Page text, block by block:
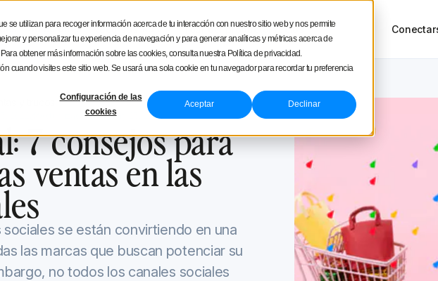
se utilizan para recoger información acerca de tu interacción con nuestro sitio web y nos permite
y personalizar tu experiencia de navegación y para generar analíticas y métricas acerca de
obtener más información sobre las cookies, consulta nuestra Política de privacidad.
cuando visites este sitio web. Se usará una sola cookie en tu navegador para recordar tu preferencia
Configuración de las
cookies
Aceptar Declinar
Soluciones Recursos NUEVO Tour del productoPrecios
de creación Iconosquare
Actualizado elJanuary 25, 2022
7 consejos para
ventas en las
se están convirtiendo en una
las marcas que buscan potenciar su
no todos los canales sociales